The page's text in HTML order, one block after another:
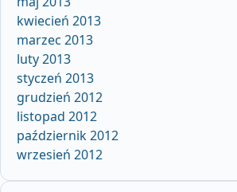
kwiecień 2013
marzec 2013
luty 2013
styczeń 2013
grudzień 2012
listopad 2012
październik 2012
wrzesień 2012